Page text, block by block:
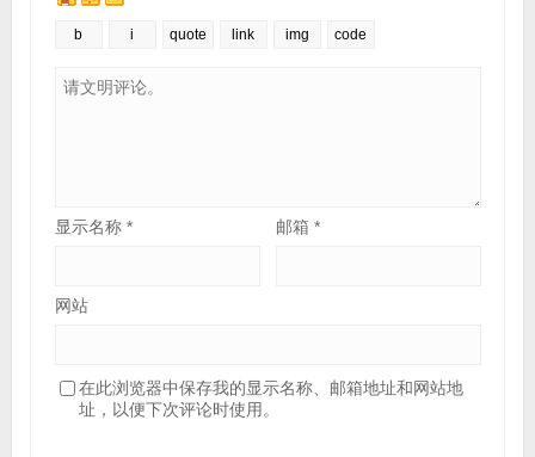
显示名称 * 邮箱*
网站
在此浏览器中保存我的显示名称、邮箱地址和网站地
址，以便下次评论时使用。